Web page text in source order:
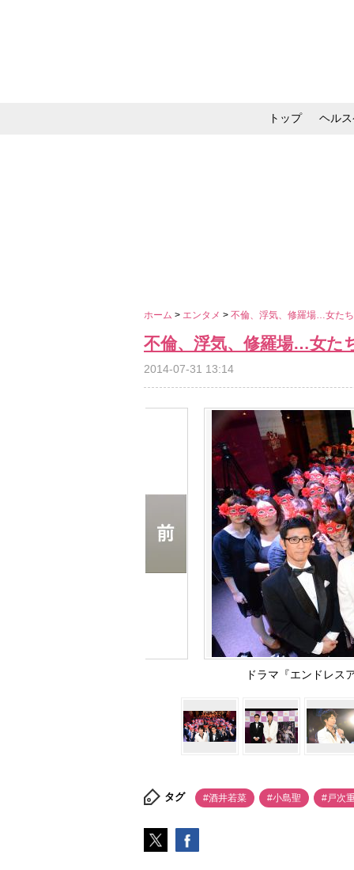
トップ ヘル
ホーム > エンタメ > 不倫、浮気、修羅場…女た
不倫、浮気、修羅場…女た
2014-07-31 13:14
ドラマ『エンドレス
タグ #酒井若菜 #小島聖 #戸次